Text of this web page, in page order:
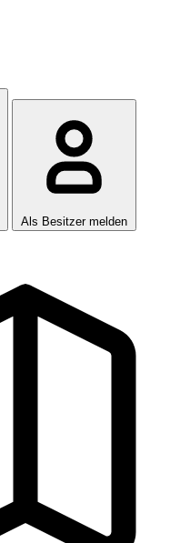
Als Besitzer melden